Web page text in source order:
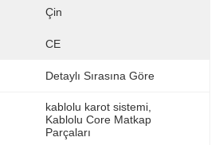
Çin
CE
Detaylı Sırasına Göre
kablolu karot sistemi
Kablolu Core Matkap
Parçaları